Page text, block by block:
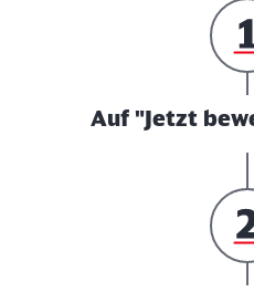
Auf "Jetzt